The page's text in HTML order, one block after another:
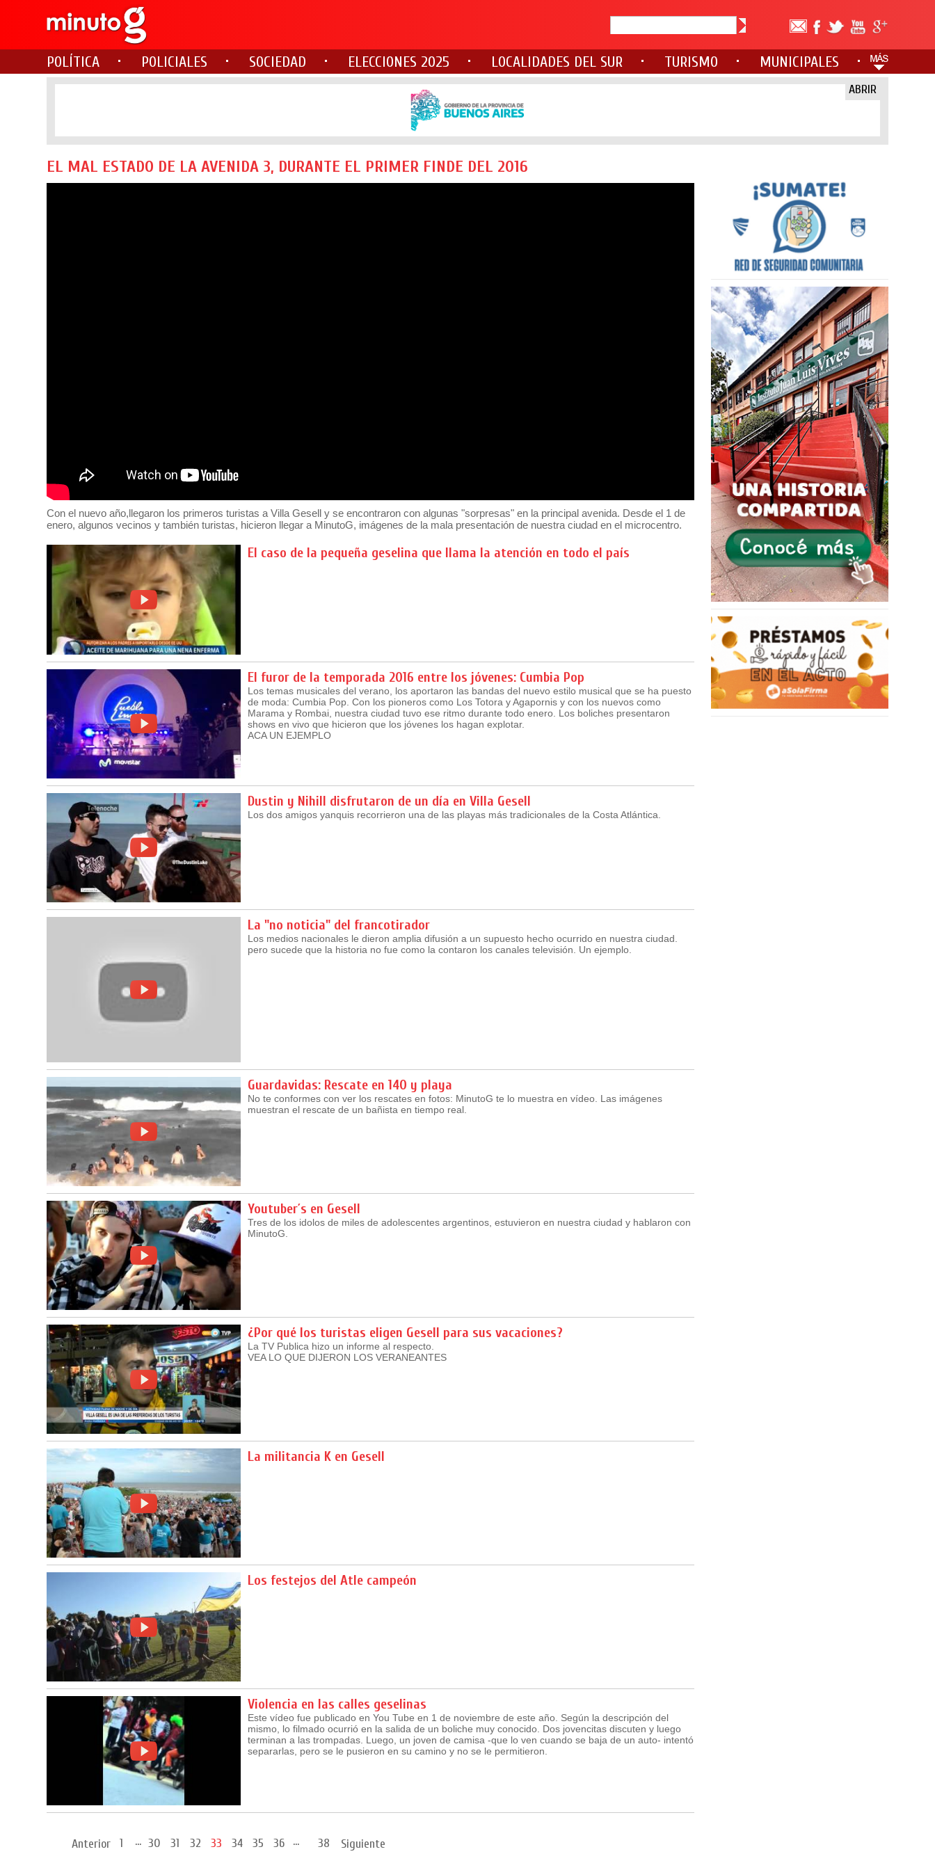
POLÍTICA POLICIALES SOCIEDAD ELECCIONES 2025 LOCALIDADES DEL SUR TURISMO MUNICIPALES
ABRIR
EL MAL ESTADO DE LA AVENIDA 3, DURANTE EL PRIMER FINDE DEL 2016
Con el nuevo año,llegaron los primeros turistas a Villa Gesell y se encontraron con algunas "sorpresas" en la principal avenida. Desde el 1 de
enero, algunos vecinos y también turistas, hicieron llegar a MinutoG, imágenes de la mala presentación de nuestra ciudad en el microcentro.
El caso de la pequeña geselina que llama la atención en todo el país
El furor de la temporada 2016 entre los jóvenes: Cumbia Pop
Los temas musicales del verano, los aportaron las bandas del nuevo estilo musical que se ha puesto
de moda: Cumbia Pop. Con los pioneros como Los Totora y Agapornis y con los nuevos como
Marama y Rombai, nuestra ciudad tuvo ese ritmo durante todo enero. Los boliches presentaron
shows en vivo que hicieron que los jóvenes los hagan explotar.
ACA UN EJEMPLO
Dustin y Nihill disfrutaron de un día en Villa Gesell
Los dos amigos yanquis recorrieron una de las playas más tradicionales de la Costa Atlántica.
La "no noticia" del francotirador
Los medios nacionales le dieron amplia difusión a un supuesto hecho ocurrido en nuestra ciudad.
pero sucede que la historia no fue como la contaron los canales televisión. Un ejemplo.
Guardavidas: Rescate en 140 y playa
No te conformes con ver los rescates en fotos: MinutoG te lo muestra en vídeo. Las imágenes
muestran el rescate de un bañista en tiempo real.
Youtuber´s en Gesell
Tres de los idolos de miles de adolescentes argentinos, estuvieron en nuestra ciudad y hablaron con
MinutoG.
¿Por qué los turistas eligen Gesell para sus vacaciones?
La TV Publica hizo un informe al respecto.
VEA LO QUE DIJERON LOS VERANEANTES
La militancia K en Gesell
Los festejos del Atle campeón
Violencia en las calles geselinas
Este vídeo fue publicado en You Tube en 1 de noviembre de este año. Según la descripción del
mismo, lo filmado ocurrió en la salida de un boliche muy conocido. Dos jovencitas discuten y luego
terminan a las trompadas. Luego, un joven de camisa -que lo ven cuando se baja de un auto- intentó
separarlas, pero se le pusieron en su camino y no se le permitieron.
Anterior 1 ... 30 31 32 33 34 35 36 ... 38 Siguiente